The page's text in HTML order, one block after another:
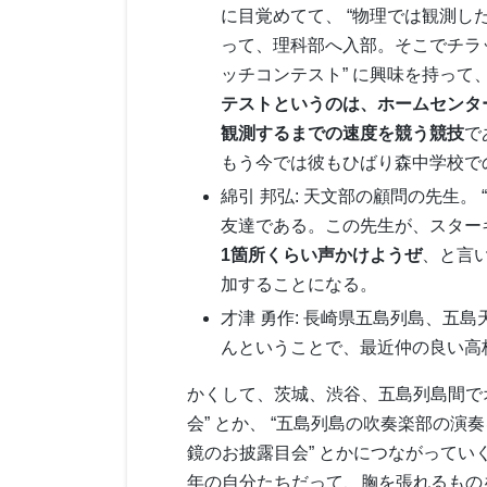
に目覚めてて、 “物理では観測し
って、理科部へ入部。そこでチ
ッチコンテスト” に興味を持っ
テストというのは、ホームセン
観測するまでの速度を競う競技で
もう今では彼もひばり森中学校
綿引 邦弘: 天文部の顧問の先生。
友達である。この先生が、スタ
1箇所くらい声かけようぜ、と言
加することになる。
才津 勇作: 長崎県五島列島、五
んということで、最近仲の良い
かくして、茨城、渋谷、五島列島間
会” とか、 “五島列島の吹奏楽部の演
鏡のお披露目会” とかにつながってい
年の自分たちだって、胸を張れるも